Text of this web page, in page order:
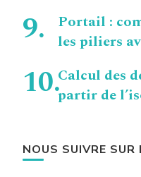
Portail :
les piliers
Calcul des
partir de
NOUS SUIVRE SUR